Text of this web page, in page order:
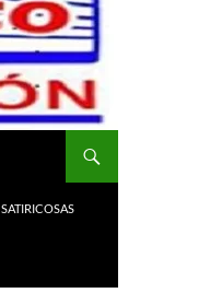
SATIRICOSAS